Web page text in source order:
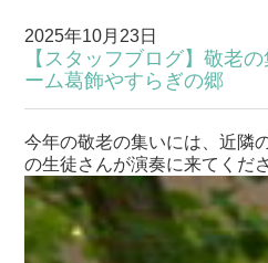
2025年10月23日
【スタッフブログ】敬老
ーム葛飾やすらぎの郷
今年の敬老の集いには、近隣
の生徒さんが演奏に来てくだ